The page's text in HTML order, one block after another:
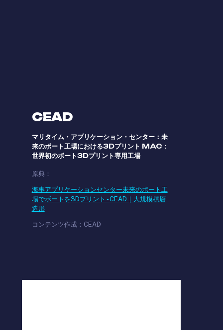
CEAD
マリタイム・アプリケーション・センター：未
来のボート工場における3Dプリント MAC：
世界初のボート3Dプリント専用工場
原典：
海事アプリケーションセンター未来のボート工
場でボートを3Dプリント - CEAD｜大規模積層
造形
コンテンツ作成：CEAD